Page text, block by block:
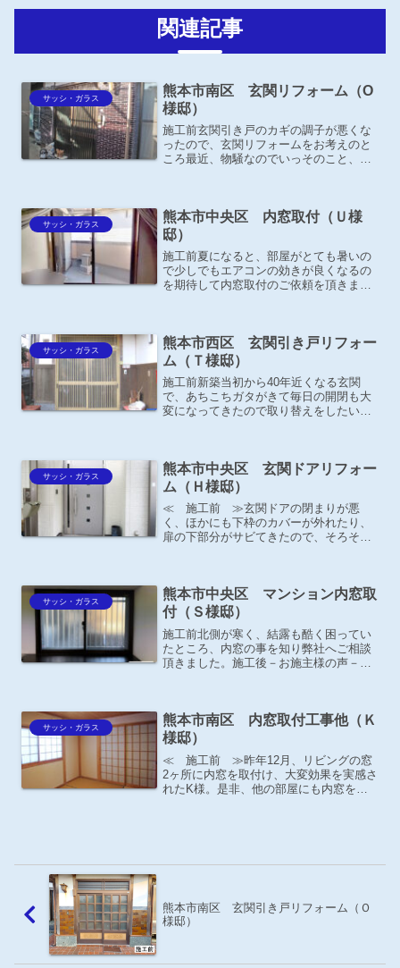
関連記事
サッシ・ガラス
熊本市南区 玄関リフォーム（O
様邸）
施工前玄関引き戸のカギの調子が悪くな
ったので、玄関リフォームをお考えのと
ころ最近、物騒なのでいっそのこと、防
たいないくらい立派な玄関...
サッシ・ガラス
熊本市中央区 内窓取付（Ｕ様
邸）
施工前夏になると、部屋がとても暑いの
で少しでもエアコンの効きが良くなるの
を期待して内窓取付のご依頼を頂きまし
YKK APマドリモ プ...
サッシ・ガラス
熊本市西区 玄関引き戸リフォー
ム（Ｔ様邸）
施工前新築当初から40年近くなる玄関
で、あちこちガタがきて毎日の開閉も大
変になってきたので取り替えをしたいと
様の声－防犯面に配慮して...
サッシ・ガラス
熊本市中央区 玄関ドアリフォー
ム（Ｈ様邸）
≪ 施工前 ≫玄関ドアの閉まりが悪
く、ほかにも下枠のカバーが外れたり、
扉の下部分がサビてきたので、そろそろ
サッシ・ガラス
熊本市中央区 マンション内窓取
付（Ｓ様邸）
施工前北側が寒く、結露も酷く困ってい
たところ、内窓の事を知り弊社へご相談
頂きました。施工後－お施主様の声－内
れから結露・寒さ対策の効...
サッシ・ガラス
熊本市南区 内窓取付工事他（Ｋ
様邸）
≪ 施工前 ≫昨年12月、リビングの窓
2ヶ所に内窓を取付け、大変効果を実感さ
れたK様。是非、他の部屋にも内窓を取
熊本市南区 玄関引き戸リフォーム（Ｏ
様邸）